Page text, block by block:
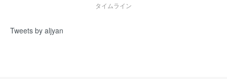
タイムライン
Tweets by aljyan